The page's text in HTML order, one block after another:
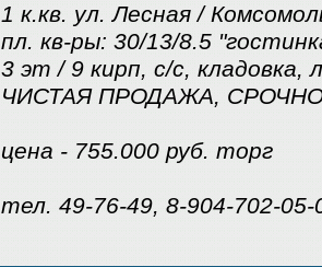
1 к.кв. ул. Лесная /
пл. кв-ры: 30/13/8.5
3 эт / 9 кирп, с/с, кладовка,
ЧИСТАЯ ПРОДАЖА,
цена - 755.000 руб. торг
тел. 49-76-49, 8-904-702-05-